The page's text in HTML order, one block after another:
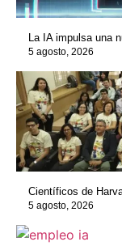
La IA impulsa una
5 agosto, 2026
Científicos de
5 agosto, 2026